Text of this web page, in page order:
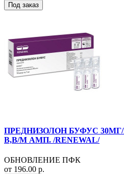
Под заказ
ПРЕДНИЗОЛОН БУФУС
В,В/М АМП. /RENEWAL/
ОБНОВЛЕНИЕ ПФК
от 196.00 р.